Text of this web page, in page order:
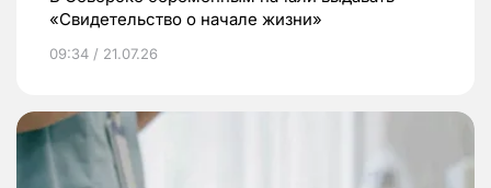
«Свидетельство о начале жизни»
09:34 / 21.07.26